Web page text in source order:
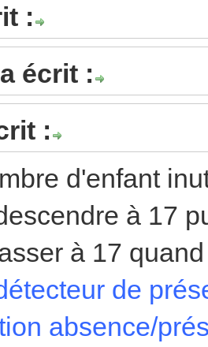
:
écrit :
:
d'enfant
à 17
à 17
de
absence/